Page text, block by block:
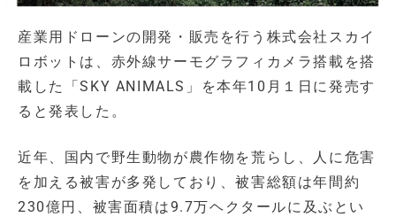
産業用ドローンの開発・販売を行う株式会社スカイ
ロボットは、赤外線サーモグラフィカメラ搭載を搭
載した「SKY ANIMALS」を本年10月１日に発売す
ると発表した。
近年、国内で野生動物が農作物を荒らし、人に危害
を加える被害が多発しており、被害総額は年間約
230億円、被害面積は9.7万ヘクタールに及ぶとい